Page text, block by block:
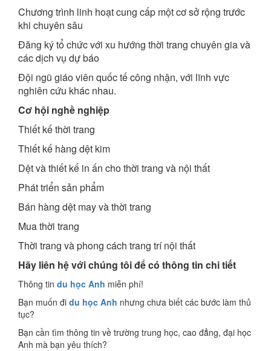
Chương trình linh hoạt cung cấp một cơ sở rộng trước
khi chuyên sâu
Đăng ký tổ chức với xu hướng thời trang chuyên gia và
các dịch vụ dự báo
Đội ngũ giáo viên quốc tế công nhận, với lĩnh vực
nghiên cứu khác nhau.
Cơ hội nghề nghiệp
Thiết kế thời trang
Thiết kế hàng dệt kim
Dệt và thiết kế in ấn cho thời trang và nội thất
Phát triển sản phẩm
Bán hàng dệt may và thời trang
Mua thời trang
Thời trang và phong cách trang trí nội thất
Hãy liên hệ với chúng tôi để có thông tin chi tiết
Thông tin du học Anh miễn phí!
Bạn muốn đi du học Anh nhưng chưa biết các bước làm thủ
tục?
Bạn cần tìm thông tin về trường trung học, cao đẳng, đại học
Anh mà bạn yêu thích?